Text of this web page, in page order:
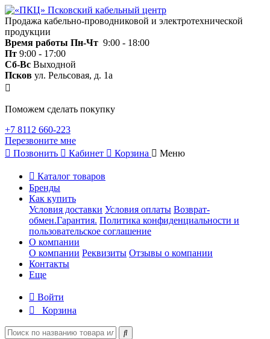
Продажа кабельно-проводниковой и электротехнической
продукции
Время работы Пн-Чт 9:00 - 18:00
Пт 9:00 - 17:00
Сб-Вс Выходной
Псков ул. Рельсовая, д. 1а
Поможем сделать покупку
+7 8112 660-223
Перезвоните мне
Позвонить
Кабинет Корзина Меню
Каталог товаров
Бренды
Как купить
Условия доставки Условия оплаты Возврат-
обмен.Гарантия. Политика конфиденциальности и
пользовательское соглашение
О компании
О компании Реквизиты Отзывы о компании
Контакты
Еще
Войти
Корзина